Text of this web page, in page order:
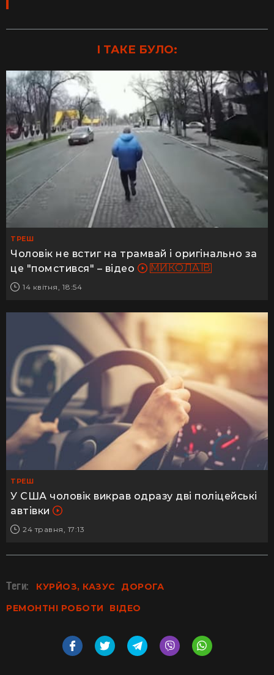
І ТАКЕ БУЛО:
ТРЕШ
Чоловік не встиг на трамвай і оригінально за
це "помстився" – відео
МИКОЛАЇВ
14 квітня, 18:54
ТРЕШ
У США чоловік викрав одразу дві поліцейські
автівки
24 травня, 17:13
Теги: КУРЙОЗ, КАЗУС
ДОРОГА
РЕМОНТНІ РОБОТИ
ВІДЕО